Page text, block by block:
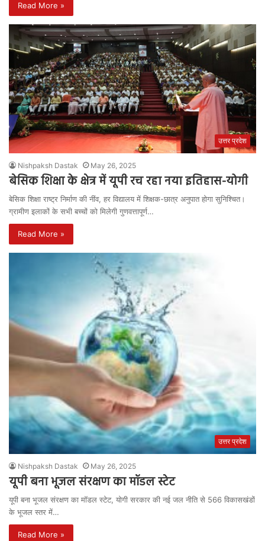
Read More »
उत्तर प्रदेश
Nishpaksh Dastak May 26, 2025
बेसिक शिक्षा के क्षेत्र में यूपी रच रहा नया इतिहास-योगी
बेसिक शिक्षा राष्ट्र निर्माण की नींव, हर विद्यालय में शिक्षक-छात्र अनुपात होगा सुनिश्चित।
ग्रामीण इलाकों के सभी बच्चों को मिलेगी गुणवत्तापूर्ण…
Read More »
उत्तर प्रदेश
Nishpaksh Dastak May 26, 2025
यूपी बना भूजल संरक्षण का मॉडल स्टेट
यूपी बना भूजल संरक्षण का मॉडल स्टेट, योगी सरकार की नई जल नीति से 566 विकासखंडों
के भूजल स्तर में…
Read More »